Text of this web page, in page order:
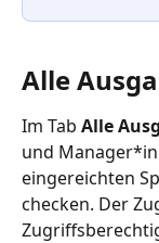
Alle
Im Tab Alle
und
eingereichten
checken. Der